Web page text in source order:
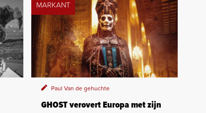
MARKANT
Paul Van de gehuchte
GHOST verovert Europa met zijn